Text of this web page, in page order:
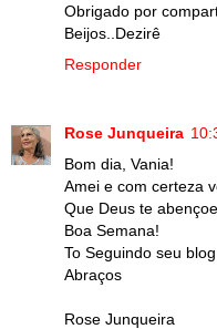
Obrigado por
Beijos..Dezirê
Responder
Rose Junqueira
Bom dia, Vania!
Amei e com certeza
Que Deus te
Boa Semana!
To Seguindo seu blog
Abraços
Rose Junqueira